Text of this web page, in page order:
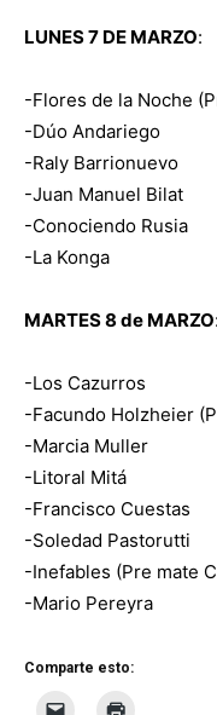
LUNES 7 DE MARZO:
-Flores de la Noche
-Dúo Andariego
-Raly Barrionuevo
-Juan Manuel Bilat
-Conociendo Rusia
-La Konga
MARTES 8 de MARZO:
-Los Cazurros
-Facundo Holzheier
-Marcia Muller
-Litoral Mitá
-Francisco Cuestas
-Soledad Pastorutti
-Inefables (Pre mate
-Mario Pereyra
Comparte esto: